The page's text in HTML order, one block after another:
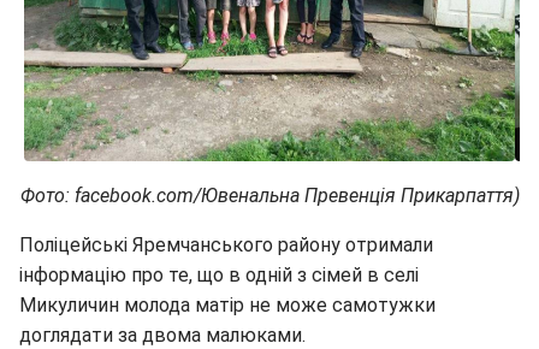
Фото: facebook.com/Ювенальна Превенція Прикарпаття)
Поліцейські Яремчанського району отримали
інформацію про те, що в одній з сімей в селі
Микуличин молода матір не може самотужки
доглядати за двома малюками.